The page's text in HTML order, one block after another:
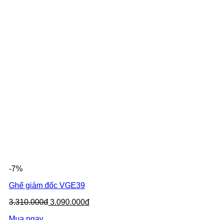
-7%
Ghế giám đốc VGE39
3.310.000đ 3.090.000đ